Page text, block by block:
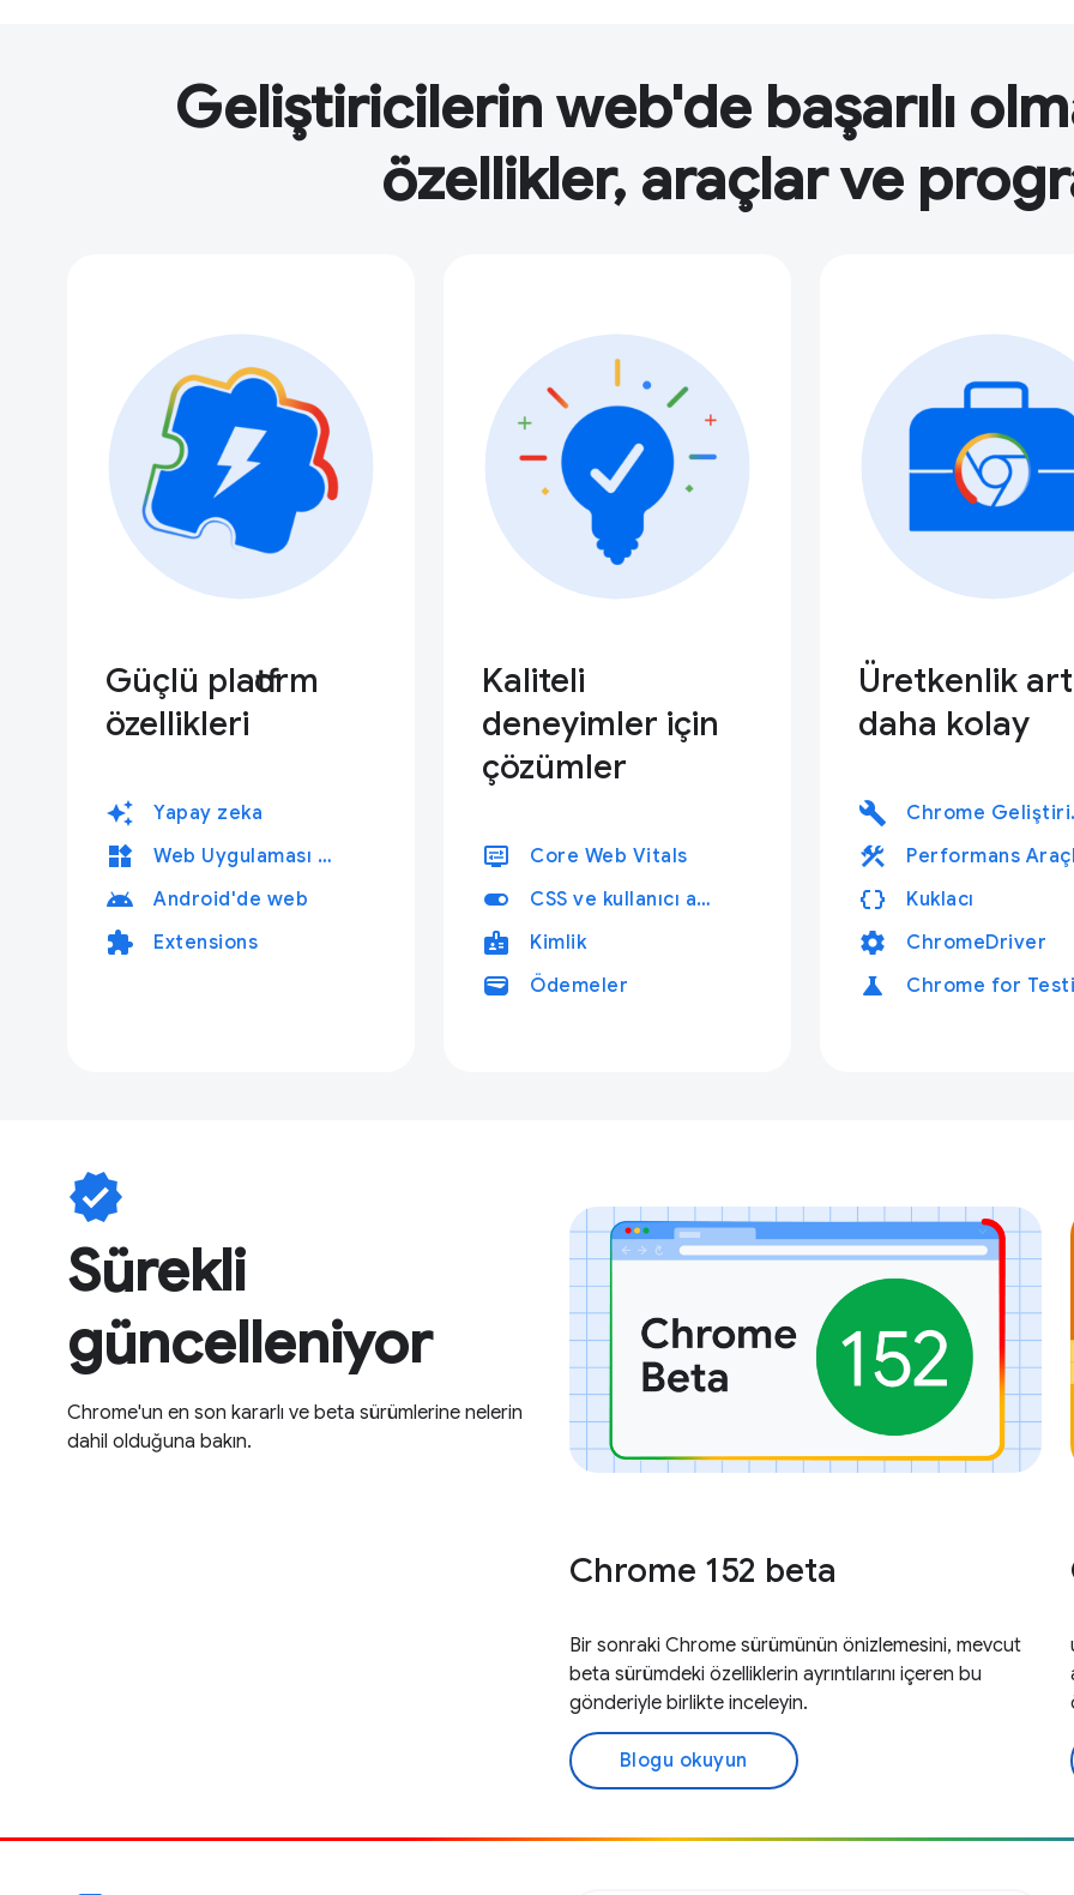
Geliştiricilerin web'de başarılı
özellikler, araçlar ve
Güçlü platform
özellikleri
auto_awesome Yapay zeka
widgets Web Uygulaması Özellikleri
android Android'de web
extension Extensions
Kaliteli
deneyimler için
çözümler
display_settings Core Web Vitals
toggle_on CSS ve kullanıcı arayüzü
badge Kimlik
wallet Ödemeler
Üretkenlik
daha kolay
build
construction
data_object Kuklacı
settings ChromeDriver
science
verified
Sürekli
güncelleniyor
Chrome'un en son kararlı ve beta sürümlerine nelerin
dahil olduğuna bakın.
Chrome 152 beta
Bir sonraki Chrome sürümünün önizlemesini, mevcut
beta sürümdeki özelliklerin ayrıntılarını içeren bu
gönderiyle birlikte inceleyin.
Blogu okuyun